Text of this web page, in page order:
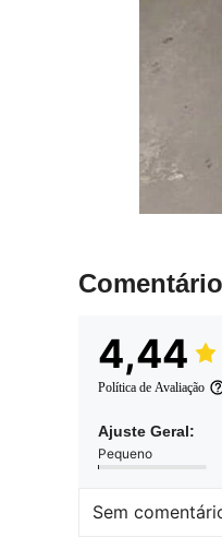
4,44
Política de Avaliação
Ajuste Geral:
Pequeno
Sem